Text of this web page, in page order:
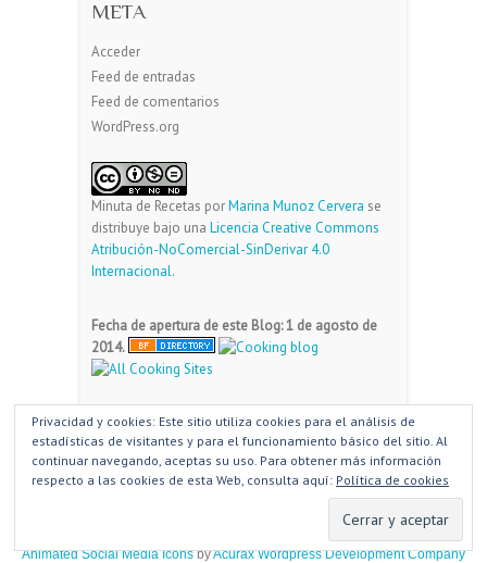
META
Acceder
Feed de entradas
Feed de comentarios
WordPress.org
Minuta de Recetas porMarina Munoz Cervera se
distribuye bajo una Licencia Creative Commons
Atribución-NoComercial-SinDerivar 4.0
Internacional.
Fecha de apertura de este Blog: 1 de agosto de
2014.
Copyright ©2026MinutadeRecetas|Política de
privacidad| Tema por:Theme Horse| Funciona
Animated Social Media IconsbyAcurax Wordpress Development Company
Privacidad y cookies: Este sitio utiliza cookies para el análisis de
estadísticas de visitantes y para el funcionamiento básico del sitio. Al
continuar navegando, aceptas su uso. Para obtener más información
respecto a las cookies de esta Web, consulta aquí: Política de cookies